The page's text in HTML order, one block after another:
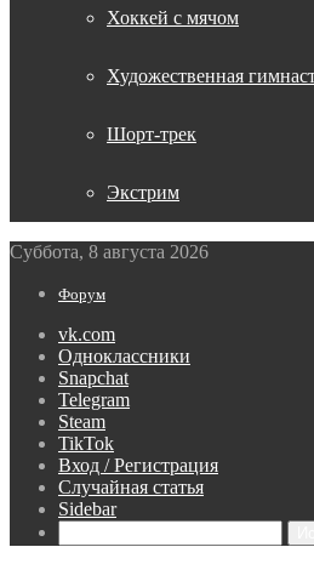
Хоккей с мячом
Художественная
Шорт-трек
Экстрим
Суббота, 8 августа 2026
Форум
vk.com
Одноклассники
Snapchat
Telegram
Steam
TikTok
Вход / Регистрация
Случайная статья
Sidebar